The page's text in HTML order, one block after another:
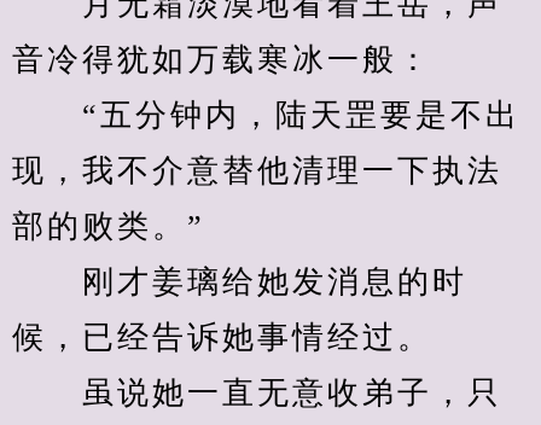
音冷得犹如万载寒冰一般：
“五分钟内，陆天罡要是不出
现，我不介意替他清理一下执法
部的败类。”
刚才姜璃给她发消息的时
候，已经告诉她事情经过。
虽说她一直无意收弟子，只